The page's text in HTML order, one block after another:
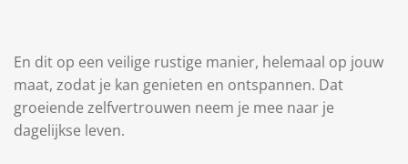
En dit op een veilige rustige manier, helemaal op jouw
maat, zodat je kan genieten en ontspannen. Dat
groeiende zelfvertrouwen neem je mee naar je
dagelijkse leven.